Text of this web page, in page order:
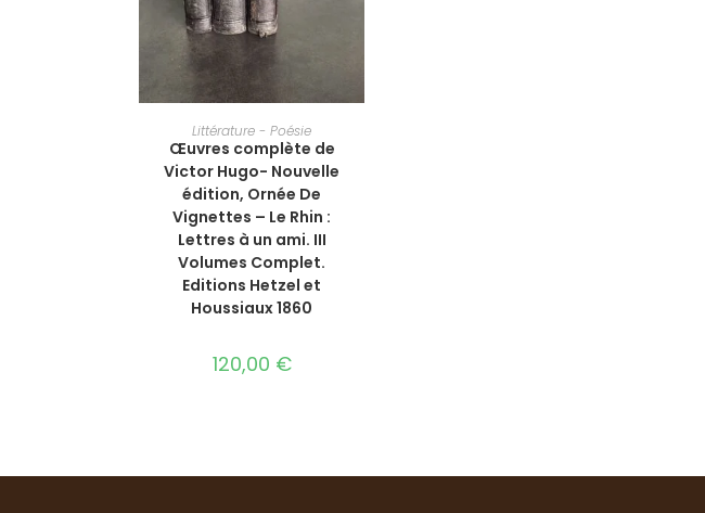
AJOUTER AU PANIER
Littérature - Poésie
Œuvres complète de
Victor Hugo- Nouvelle
édition, Ornée De
Vignettes – Le Rhin :
Lettres à un ami. III
Volumes Complet.
Editions Hetzel et
Houssiaux 1860
120,00 €